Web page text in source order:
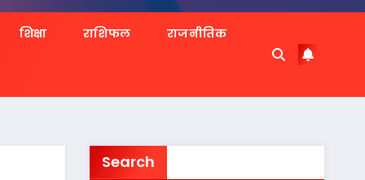
शिक्षा राशिफल राजनीतिक
Search